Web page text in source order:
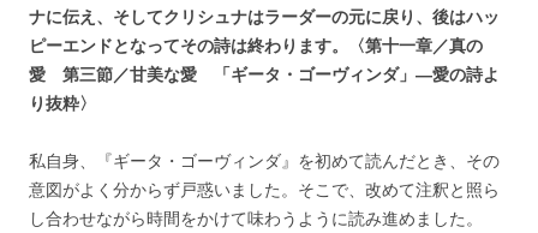
ナに伝え、そしてクリシュナはラーダーの元に戻り、後はハッ
ピーエンドとなってその詩は終わります。〈第十一章／真の
愛 第三節／甘美な愛 「ギータ・ゴーヴィンダ」―愛の詩よ
り抜粋〉
私自身、『ギータ・ゴーヴィンダ』を初めて読んだとき、その
意図がよく分からず戸惑いました。そこで、改めて注釈と照ら
し合わせながら時間をかけて味わうように読み進めました。